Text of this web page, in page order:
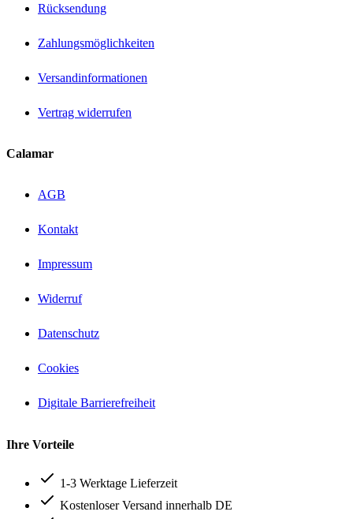
Rücksendung
Zahlungsmöglichkeiten
Versandinformationen
Vertrag widerrufen
Calamar
AGB
Kontakt
Impressum
Widerruf
Datenschutz
Cookies
Digitale Barrierefreiheit
Ihre Vorteile
1-3 Werktage Lieferzeit
Kostenloser Versand innerhalb DE